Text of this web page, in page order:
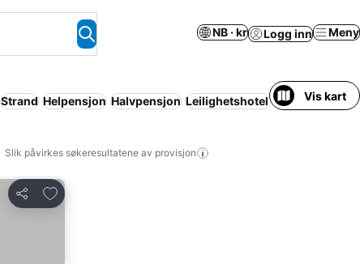
NB · kr Logg inn Meny
Strand Helpensjon Halvpensjon Leilighetshotell Helt hus / hel
Vis kart
Slik påvirkes søkeresultatene av provisjon
Del
Legg til i favoritter